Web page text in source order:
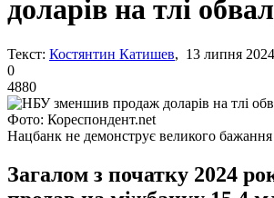
доларів на тлі
Текст: Костянтин Катишев, 13 липня
0
4880
Фото: Кореспондент.net
Нацбанк не демонструє великого
Загалом з початку 2024